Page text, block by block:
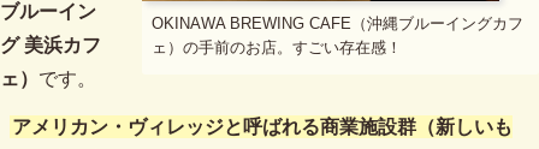
OKINAWA BREWING CAFE（沖縄ブルーイングカフ
ェ）の手前のお店。すごい存在感！
ブルーイン
グ 美浜カフ
ェ） です。
アメリカン・ヴィレッジと呼ばれる商業施設群（新しいも